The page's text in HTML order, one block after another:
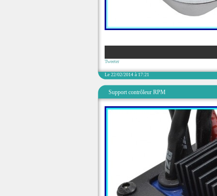
Tweeter
Le 22/02/2014 à 17:21
Support contrôleur RPM